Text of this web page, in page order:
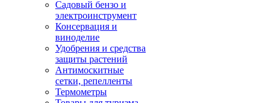
Садовый бензо и
электроинструмент
Консервация и
виноделие
Удобрения и средства
защиты растений
Антимоскитные
сетки, репелленты
Термометры